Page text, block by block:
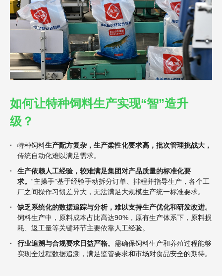
如何让特种饲料生产实现“智”造升
级？
· 特种饲料生产配方复杂，生产柔性化要求高，批次管理挑战大，
传统自动化难以满足需求。
·
生产依赖人工经验，较难满足集团对产品质量的标准化要
求。 “主操手”基于经验手动拆分订单、排程并指导生产，各个工
厂之间操作习惯差异大，无法满足大规模生产统一标准要求。
·
缺乏系统化的数据追踪与分析，难以支持生产优化和研发改进。
饲料生产中，原料成本占比高达90%，原有生产体系下，原料损
耗、返工量等关键环节主要依靠人工经验。
·
行业追溯与合规要求日益严格。 需确保饲料生产和养殖过程能够
实现全过程数据追溯，满足监管要求和市场对食品安全的期待。